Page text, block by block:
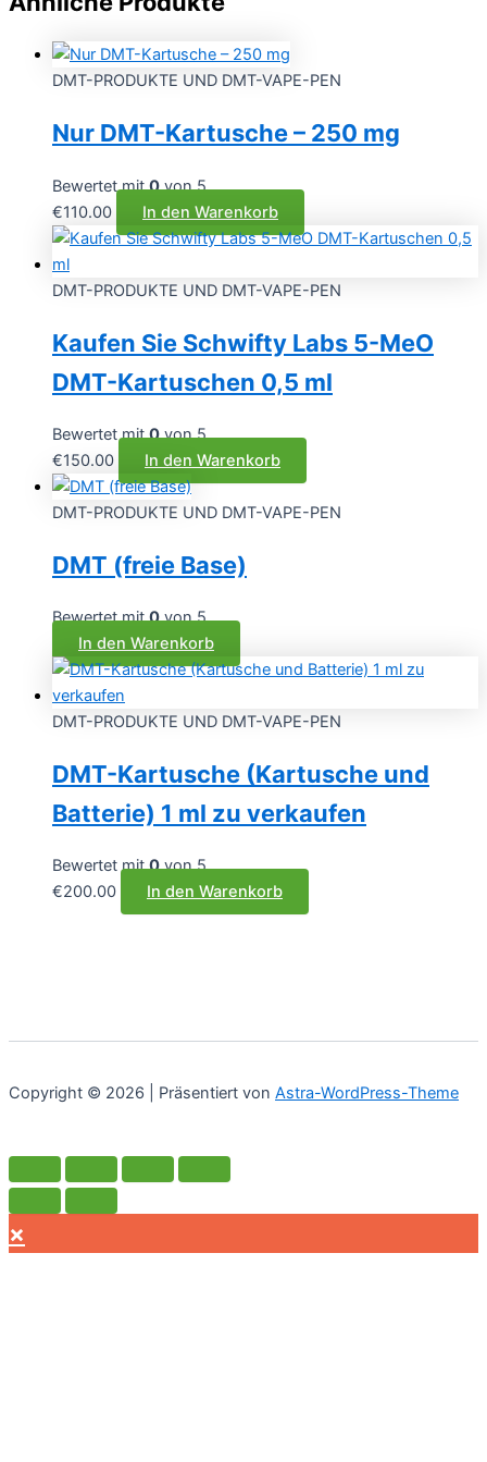
DMT-PRODUKTE UND DMT-VAPE-PEN
Nur DMT-Kartusche – 250 mg
Bewertet mit0von 5
€110.00 In den Warenkorb
DMT-PRODUKTE UND DMT-VAPE-PEN
Kaufen Sie Schwifty Labs 5-MeO
DMT-Kartuschen 0,5 ml
Bewertet mit0von 5
€150.00 In den Warenkorb
DMT-PRODUKTE UND DMT-VAPE-PEN
DMT (freie Base)
Bewertet mit0von 5
In den Warenkorb
DMT-PRODUKTE UND DMT-VAPE-PEN
DMT-Kartusche (Kartusche und
Batterie) 1 ml zu verkaufen
Bewertet mit0von 5
€200.00 In den Warenkorb
Copyright © 2026 | Präsentiert von Astra-WordPress-Theme
×